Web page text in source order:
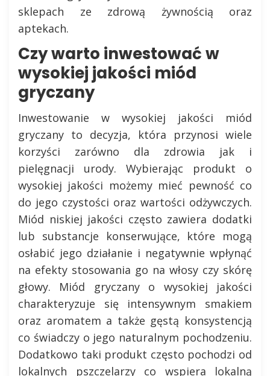
sklepach ze zdrową żywnością oraz
aptekach.
Czy warto inwestować w
wysokiej jakości miód
gryczany
Inwestowanie w wysokiej jakości miód
gryczany to decyzja, która przynosi wiele
korzyści zarówno dla zdrowia jak i
pielęgnacji urody. Wybierając produkt o
wysokiej jakości możemy mieć pewność co
do jego czystości oraz wartości odżywczych.
Miód niskiej jakości często zawiera dodatki
lub substancje konserwujące, które mogą
osłabić jego działanie i negatywnie wpłynąć
na efekty stosowania go na włosy czy skórę
głowy. Miód gryczany o wysokiej jakości
charakteryzuje się intensywnym smakiem
oraz aromatem a także gęstą konsystencją
co świadczy o jego naturalnym pochodzeniu.
Dodatkowo taki produkt często pochodzi od
lokalnych pszczelarzy co wspiera lokalną